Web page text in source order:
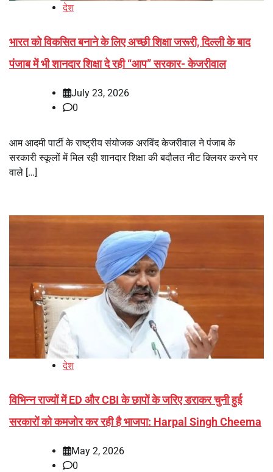
देश
भारत को विकसित बनाने के लिए अच्छी शिक्षा जरूरी, दिल्ली के बाद
पंजाब में भी शानदार शिक्षा दे रही “आप” सरकार- केजरीवाल
July 23, 2026
0
आम आदमी पार्टी के राष्ट्रीय संयोजक अरविंद केजरीवाल ने पंजाब के
सरकारी स्कूलों में मिल रही शानदार शिक्षा की बदौलत नीट क्लियर करने पर
वाले […]
देश
विभिन्न राज्यों में ED और CBI के छापों के जरिए डराकर चुनी हुई
सरकारों को कमजोर कर रही है भाजपा: Harpal Singh Cheema
May 2, 2026
0